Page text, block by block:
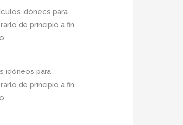
idóneos para
de principio a fin
idóneos para
de principio a fin